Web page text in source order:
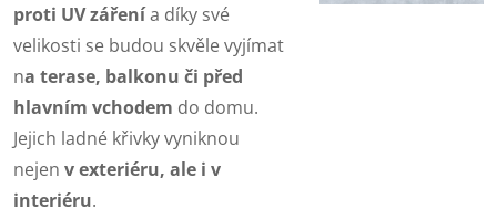
proti UV zářenía díky své
velikosti se budou skvěle vyjímat
na terase, balkonu či před
hlavním vchodem do domu.
Jejich ladné křivky vyniknou
nejen v exteriéru, ale i v
interiéru.